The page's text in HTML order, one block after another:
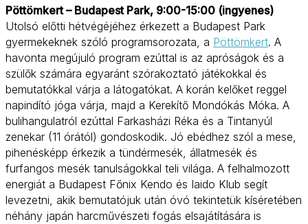
Pöttömkert – Budapest Park, 9:00-15:00 (ingyenes)
Utolsó előtti hétvégéjéhez érkezett a Budapest Park
gyermekeknek szóló programsorozata, a Pöttömkert. A
havonta megújuló program ezúttal is az apróságok és a
szülők számára egyaránt szórakoztató játékokkal és
bemutatókkal várja a látogatókat. A korán kelőket reggel
napindító jóga várja, majd a Kerekítő Mondókás Móka. A
bulihangulatról ezúttal Farkasházi Réka és a Tintanyúl
zenekar (11 órától) gondoskodik. Jó ebédhez szól a mese,
pihenésképp érkezik a tündérmesék, állatmesék és
furfangos mesék tanulságokkal teli világa. A felhalmozott
energiát a Budapest Főnix Kendo és Iaido Klub segít
levezetni, akik bemutatójuk után óvó tekintetük kíséretében
néhány japán harcművészeti fogás elsajátítására is